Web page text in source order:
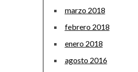
marzo 2018
febrero 2018
enero 2018
agosto 2016